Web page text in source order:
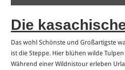
Die
Das wohl Schönste und Großartigste
ist die Steppe. Hier blühen wilde
Während einer Wildnistour erleben